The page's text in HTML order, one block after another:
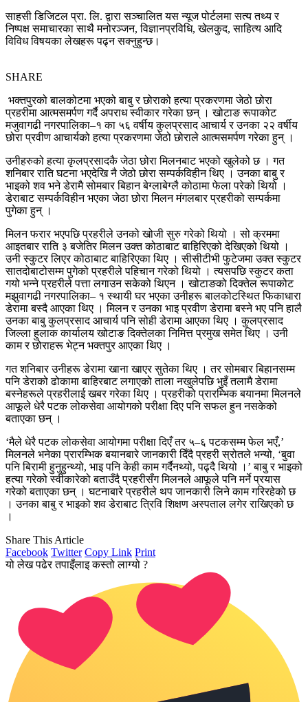
साहसी डिजिटल प्रा. लि. द्वारा सञ्चालित यस न्यूज पोर्टलमा सत्य तथ्य र
निष्पक्ष समाचारका साथै मनोरञ्जन, विज्ञानप्रविधि, खेलकुद, साहित्य आदि
विविध विषयका लेखहरू पढ्न सक्नुहुन्छ।
SHARE
भक्तपुरको बालकोटमा भएको बाबु र छोराको हत्या प्रकरणमा जेठो छोरा
प्रहरीमा आत्मसमर्पण गर्दै अपराध स्वीकार गरेका छन् । खोटाङ रूपाकोट
मजुवागढी नगरपालिका–१ का ५६ वर्षीय कुलप्रसाद आचार्य र उनका २२ वर्षीय
छोरा प्रवीण आचार्यको हत्या प्रकरणमा जेठो छोराले आत्मसमर्पण गरेका हुन् ।
उनीहरुको हत्या कृलप्रसादकै जेठा छोरा मिलनबाट भएको खुलेको छ । गत
शनिबार राति घटना भएदेखि नै जेठो छोरा सम्पर्कविहीन थिए । उनका बाबु र
भाइको शव भने डेरामै सोमबार बिहान बेग्लाबेग्लै कोठामा फेला परेको थियो ।
डेराबाट सम्पर्कविहीन भएका जेठा छोरा मिलन मंगलबार प्रहरीको सम्पर्कमा
पुगेका हुन् ।
मिलन फरार भएपछि प्रहरीले उनको खोजी सुरु गरेको थियो । सो क्रममा
आइतबार राति ३ बजेतिर मिलन उक्त कोठाबाट बाहिरिएको देखिएको थियो ।
उनी स्कुटर लिएर कोठाबाट बाहिरिएका थिए । सीसीटीभी फुटेजमा उक्त स्कुटर
सातदोबाटोसम्म पुगेको प्रहरीले पहिचान गरेको थियो । त्यसपछि स्कुटर कता
गयो भन्ने प्रहरीले पत्ता लगाउन सकेको थिएन । खोटाङको दिक्तेल रूपाकोट
मझुवागढी नगरपालिका– १ स्थायी घर भएका उनीहरू बालकोटस्थित फिकाधारा
डेरामा बस्दै आएका थिए । मिलन र उनका भाइ प्रवीण डेरामा बस्ने भए पनि हालै
उनका बाबु कुलप्रसाद आचार्य पनि सोही डेरामा आएका थिए । कुलप्रसाद
जिल्ला हुलाक कार्यालय खोटाङ दिक्तेलका निमित्त प्रमुख समेत थिए । उनी
काम र छोराहरू भेट्न भक्तपुर आएका थिए ।
गत शनिबार उनीहरू डेरामा खाना खाएर सुतेका थिए । तर सोमबार बिहानसम्म
पनि डेराको ढोकामा बाहिरबाट लगाएको ताला नखुलेपछि भुइँ तलामै डेरामा
बस्नेहरूले प्रहरीलाई खबर गरेका थिए । प्रहरीको प्रारम्भिक बयानमा मिलनले
आफूले धेरै पटक लोकसेवा आयोगको परीक्षा दिए पनि सफल हुन नसकेको
बताएका छन् ।
‘मैले धेरै पटक लोकसेवा आयोगमा परीक्षा दिएँ तर ५–६ पटकसम्म फेल भएँ,’
मिलनले भनेका प्रारम्भिक बयानबारे जानकारी दिँदै प्रहरी स्रोतले भन्यो, ‘बुवा
पनि बिरामी हुनुहुन्थ्यो, भाइ पनि केही काम गर्दैनथ्यो, पढ्दै थियो ।’ बाबु र भाइको
हत्या गरेको स्वीकारेको बताउँदै प्रहरीसँग मिलनले आफूले पनि मर्ने प्रयास
गरेको बताएका छन् । घटनाबारे प्रहरीले थप जानकारी लिने काम गरिरहेको छ
। उनका बाबु र भाइको शव डेराबाट त्रिवि शिक्षण अस्पताल लगेर राखिएको छ
।
Share This Article
Facebook Twitter Copy Link Print
यो लेख पढेर तपाइँलाइ कस्तो लाग्यो ?